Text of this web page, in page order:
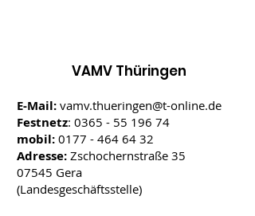
VAMV Thüringen
E-Mail: vamv.thueringen@t-online.de
Festnetz: 0365 - 55 196 74
mobil: 0177 - 464 64 32
Adresse: Zschochernstraße 35
07545 Gera
(Landesgeschäftsstelle)